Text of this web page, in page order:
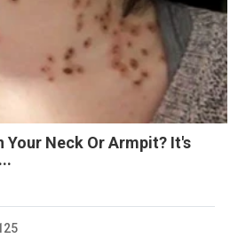
Your Neck Or Armpit? It's